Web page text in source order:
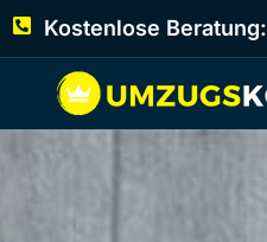
Kostenlose Beratung: